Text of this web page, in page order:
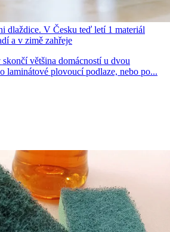
dlaždice. V Česku teď letí 1 materiál
a v zimě zahřeje
většina domácností u dvou
laminátové plovoucí podlaze, nebo po...